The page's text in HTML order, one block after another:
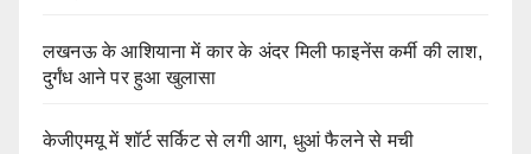
लखनऊ के आशियाना में कार के अंदर मिली फाइनेंस कर्मी की लाश,
दुर्गंध आने पर हुआ खुलासा
केजीएमयू में शॉर्ट सर्किट से लगी आग, धुआं फैलने से मची